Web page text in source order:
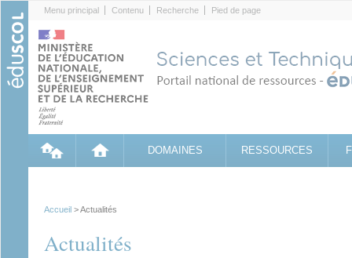
Menu principal Contenu Recherche Pied de page
DOMAINES RESSOURCES
Accueil > Actualités
Actualités